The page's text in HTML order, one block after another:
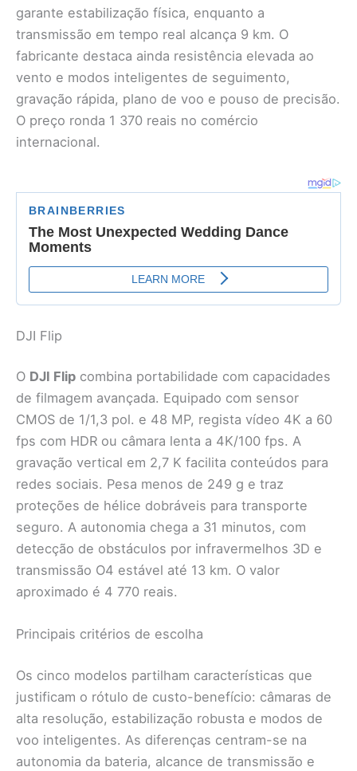
garante estabilização física, enquanto a
transmissão em tempo real alcança 9 km. O
fabricante destaca ainda resistência elevada ao
vento e modos inteligentes de seguimento,
gravação rápida, plano de voo e pouso de precisão.
O preço ronda 1 370 reais no comércio
internacional.
DJI Flip
O DJI Flip combina portabilidade com capacidades
de filmagem avançada. Equipado com sensor
CMOS de 1/1,3 pol. e 48 MP, regista vídeo 4K a 60
fps com HDR ou câmara lenta a 4K/100 fps. A
gravação vertical em 2,7 K facilita conteúdos para
redes sociais. Pesa menos de 249 g e traz
proteções de hélice dobráveis para transporte
seguro. A autonomia chega a 31 minutos, com
detecção de obstáculos por infravermelhos 3D e
transmissão O4 estável até 13 km. O valor
aproximado é 4 770 reais.
Principais critérios de escolha
Os cinco modelos partilham características que
justificam o rótulo de custo-benefício: câmaras de
alta resolução, estabilização robusta e modos de
voo inteligentes. As diferenças centram-se na
autonomia da bateria, alcance de transmissão e